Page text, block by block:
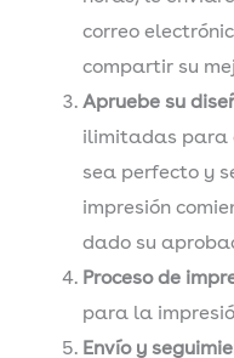
correo
compartir su
Apruebe su
ilimitadas para
sea perfecto y
impresión
dado su
Proceso de
para la
Envío y